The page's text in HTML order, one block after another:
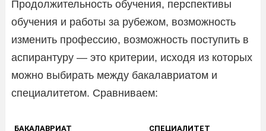
Продолжительность обучения, перспективы
обучения и работы за рубежом, возможность
изменить профессию, возможность поступить в
аспирантуру — это критерии, исходя из которых
можно выбирать между бакалавриатом и
специалитетом. Сравниваем:
БАКАЛАВРИАТ СПЕЦИАЛИТЕТ